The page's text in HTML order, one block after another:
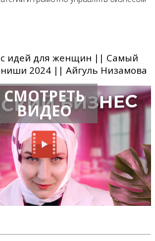
идей для женщин || Самый
2024 || Айгуль Низамова
СМОТРЕТЬ
ВИДЕО